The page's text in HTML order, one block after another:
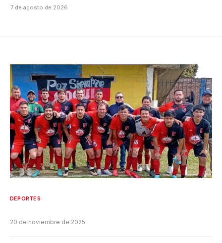
7 de agosto de 2026
DEPORTES
20 de noviembre de 2025